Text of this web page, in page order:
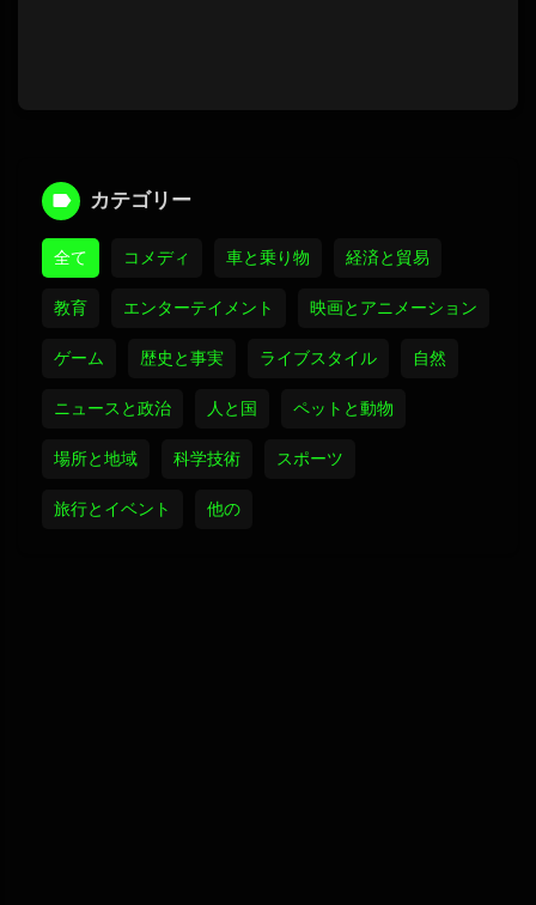
カテゴリー
全て コメディ 車と乗り物 経済と貿易
教育 エンターテイメント 映画とアニメーション
ゲーム 歴史と事実 ライブスタイル 自然
ニュースと政治 人と国 ペットと動物
場所と地域 科学技術 スポーツ
旅行とイベント 他の